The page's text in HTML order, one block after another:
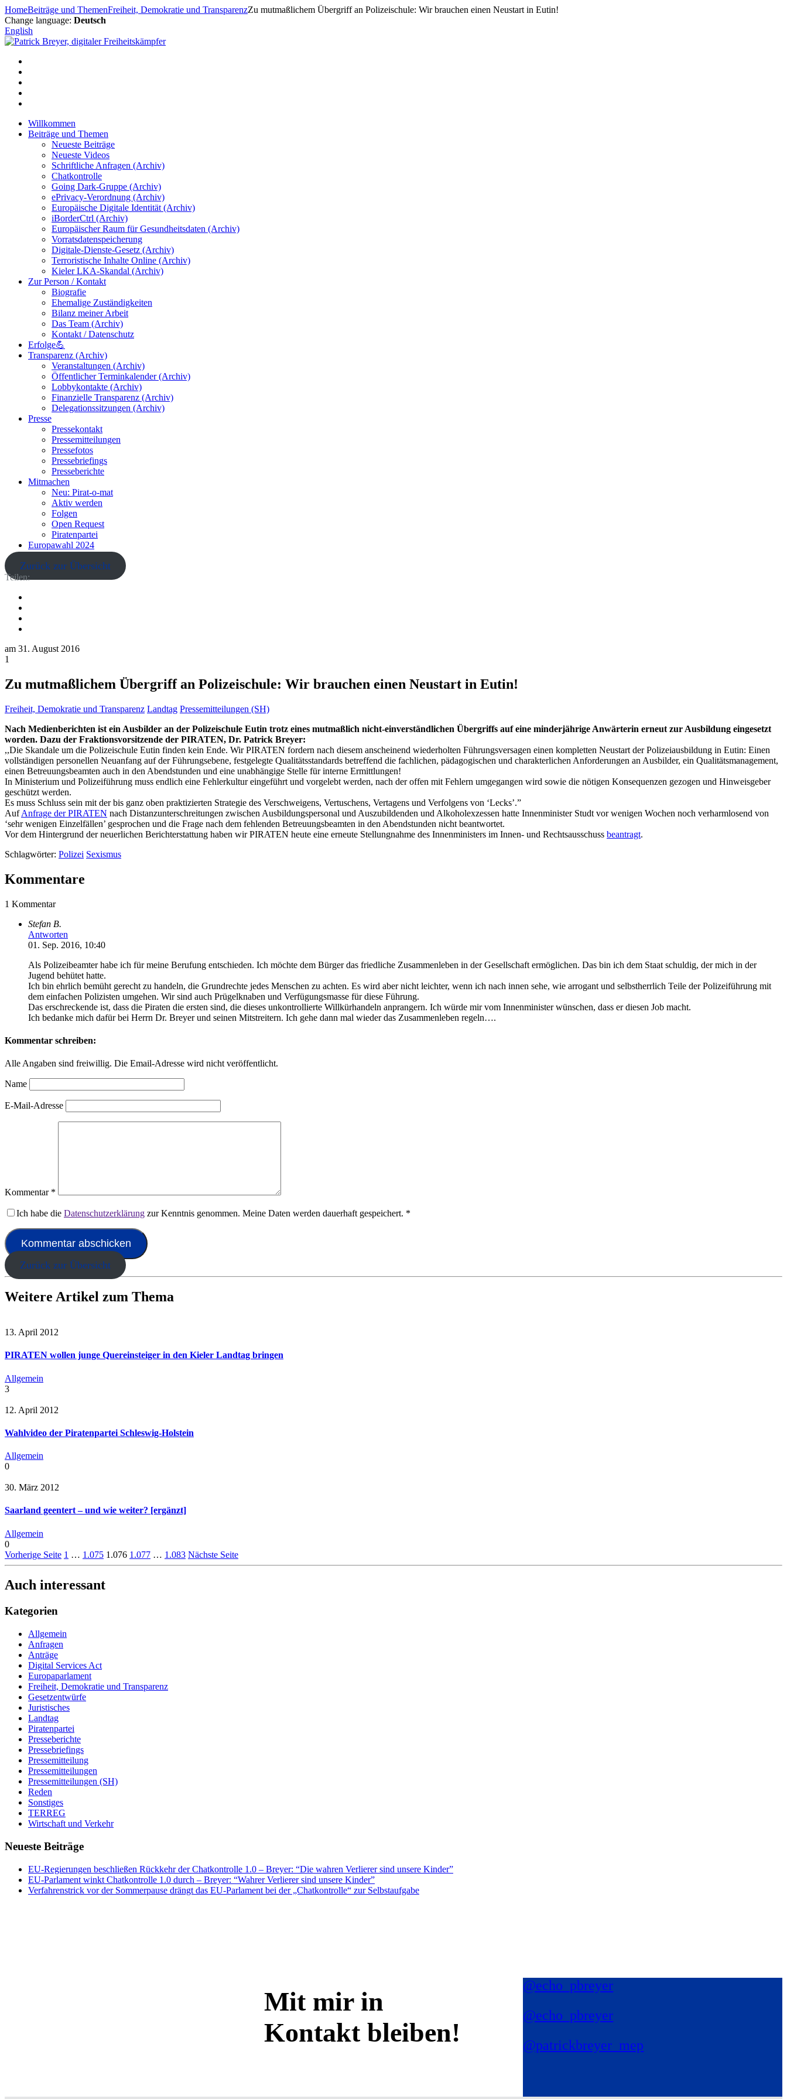
Zum
Inhalt
springen
HomeBeiträge und ThemenFreiheit, Demokratie und TransparenzZu mutmaßlichem Übergriff an Polizeischule: Wir brauchen einen Neustart in Eutin!
Change language: Deutsch
English
Willkommen
Beiträge und Themen
Neueste Beiträge
Neueste Videos
Schriftliche Anfragen (Archiv)
Chatkontrolle
Going Dark-Gruppe (Archiv)
ePrivacy-Verordnung (Archiv)
Europäische Digitale Identität (Archiv)
iBorderCtrl (Archiv)
Europäischer Raum für Gesundheitsdaten (Archiv)
Vorratsdatenspeicherung
Digitale-Dienste-Gesetz (Archiv)
Terroristische Inhalte Online (Archiv)
Kieler LKA-Skandal (Archiv)
Zur Person / Kontakt
Biografie
Ehemalige Zuständigkeiten
Bilanz meiner Arbeit
Das Team (Archiv)
Kontakt / Datenschutz
Erfolge💪
Transparenz (Archiv)
Veranstaltungen (Archiv)
Öffentlicher Terminkalender (Archiv)
Lobbykontakte (Archiv)
Finanzielle Transparenz (Archiv)
Delegationssitzungen (Archiv)
Presse
Pressekontakt
Pressemitteilungen
Pressefotos
Pressebriefings
Presseberichte
Mitmachen
Neu: Pirat-o-mat
Aktiv werden
Folgen
Open Request
Piratenpartei
Europawahl 2024
Zurück zur Übersicht
Teilen:
am 31. August 2016
1
Zu mutmaßlichem Übergriff an Polizeischule: Wir brauchen einen Neustart in Eutin!
Freiheit, Demokratie und Transparenz Landtag Pressemitteilungen (SH)
Nach Medienberichten ist ein Ausbilder an der Polizeischule Eutin trotz eines mutmaßlich nicht-einverständlichen Übergriffs auf eine minderjährige Anwärterin erneut zur Ausbildung eingesetzt
worden. Dazu der Fraktionsvorsitzende der PIRATEN, Dr. Patrick Breyer:
,,Die Skandale um die Polizeischule Eutin finden kein Ende. Wir PIRATEN fordern nach diesem anscheinend wiederholten Führungsversagen einen kompletten Neustart der Polizeiausbildung in Eutin: Einen
vollständigen personellen Neuanfang auf der Führungsebene, festgelegte Qualitätsstandards betreffend die fachlichen, pädagogischen und charakterlichen Anforderungen an Ausbilder, ein Qualitätsmanagement,
einen Betreuungsbeamten auch in den Abendstunden und eine unabhängige Stelle für interne Ermittlungen!
In Ministerium und Polizeiführung muss endlich eine Fehlerkultur eingeführt und vorgelebt werden, nach der offen mit Fehlern umgegangen wird sowie die nötigen Konsequenzen gezogen und Hinweisgeber
geschützt werden.
Es muss Schluss sein mit der bis ganz oben praktizierten Strategie des Verschweigens, Vertuschens, Vertagens und Verfolgens von ‘Lecks’.”
AufAnfrage der PIRATEN nach Distanzunterschreitungen zwischen Ausbildungspersonal und Auszubildenden und Alkoholexzessen hatte Innenminister Studt vor wenigen Wochen noch verharmlosend von
‘sehr wenigen Einzelfällen’ gesprochen und die Frage nach dem fehlenden Betreuungsbeamten in den Abendstunden nicht beantwortet.
Vor dem Hintergrund der neuerlichen Berichterstattung haben wir PIRATEN heute eine erneute Stellungnahme des Innenministers im Innen- und Rechtsausschuss beantragt.
Schlagwörter: Polizei Sexismus
Kommentare
1 Kommentar
Stefan B.
Antworten
01. Sep. 2016, 10:40
Als Polizeibeamter habe ich für meine Berufung entschieden. Ich möchte dem Bürger das friedliche Zusammenleben in der Gesellschaft ermöglichen. Das bin ich dem Staat schuldig, der mich in der
Jugend behütet hatte.
Ich bin ehrlich bemüht gerecht zu handeln, die Grundrechte jedes Menschen zu achten. Es wird aber nicht leichter, wenn ich nach innen sehe, wie arrogant und selbstherrlich Teile der Polizeiführung mit
dem einfachen Polizisten umgehen. Wir sind auch Prügelknaben und Verfügungsmasse für diese Führung.
Das erschreckende ist, dass die Piraten die ersten sind, die dieses unkontrollierte Willkürhandeln anprangern. Ich würde mir vom Innenminister wünschen, dass er diesen Job macht.
Ich bedanke mich dafür bei Herrn Dr. Breyer und seinen Mitstreitern. Ich gehe dann mal wieder das Zusammenleben regeln….
Kommentar schreiben:
Alle Angaben sind freiwillig. Die Email-Adresse wird nicht veröffentlicht.
Name
E-Mail-Adresse
Kommentar *
Ich habe die Datenschutzerklärung zur Kenntnis genommen. Meine Daten werden dauerhaft gespeichert. *
Zurück zur Übersicht
Weitere Artikel zum Thema
13. April 2012
PIRATEN wollen junge Quereinsteiger in den Kieler Landtag bringen
Allgemein
3
12. April 2012
Wahlvideo der Piratenpartei Schleswig-Holstein
Allgemein
0
30. März 2012
Saarland geentert – und wie weiter? [ergänzt]
Allgemein
0
Vorherige Seite 1 … 1.075 1.076 1.077 … 1.083 Nächste Seite
Auch interessant
Kategorien
Allgemein
Anfragen
Anträge
Digital Services Act
Europaparlament
Freiheit, Demokratie und Transparenz
Gesetzentwürfe
Juristisches
Landtag
Piratenpartei
Presseberichte
Pressebriefings
Pressemitteilung
Pressemitteilungen
Pressemitteilungen (SH)
Reden
Sonstiges
TERREG
Wirtschaft und Verkehr
Neueste Beiträge
EU-Regierungen beschließen Rückkehr der Chatkontrolle 1.0 – Breyer: “Die wahren Verlierer sind unsere Kinder”
EU-Parlament winkt Chatkontrolle 1.0 durch – Breyer: “Wahrer Verlierer sind unsere Kinder”
Verfahrenstrick vor der Sommerpause drängt das EU-Parlament bei der „Chatkontrolle“ zur Selbstaufgabe
Mit mir in
Kontakt bleiben!
@echo_pbreyer
@echo_pbreyer
@patrickbreyer_mep